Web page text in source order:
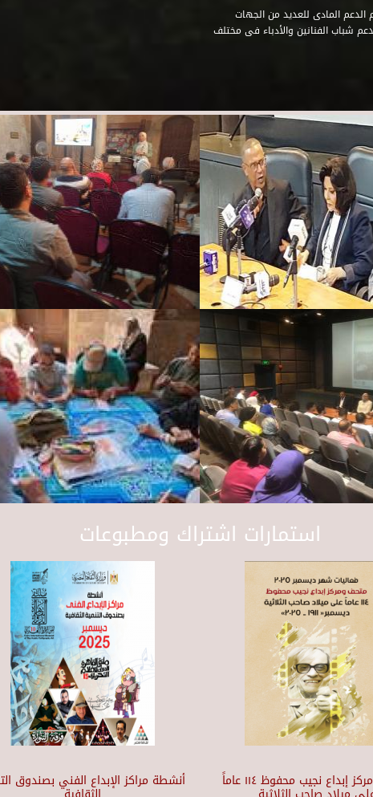
المادى للعديد من الجهات
شباب الفنانين والأدباء فى مختلف
استمارات اشتراك ومطبوعات
أنشطة مراكز الإبداع الفني بصندوق متحف ومركز إبداع نجيب محفوظ ١١٤ عاماً